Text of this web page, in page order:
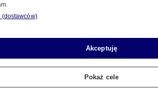
powiedział w sobotę podczas
strefie zdemilitaryzowanej na
Amerykański prezydent po
w japońskiej Osace
(dostawców)
Akceptuję
Pokaż cele